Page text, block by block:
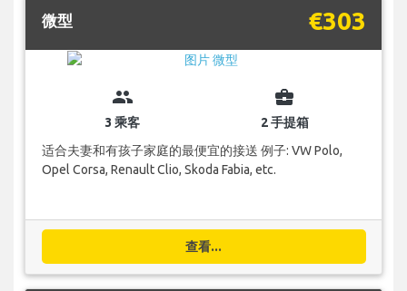
微型 €303
group
3 乘客
business_center
2 手提箱
适合夫妻和有孩子家庭的最便宜的接送 例子: VW Polo,
Opel Corsa, Renault Clio, Skoda Fabia, etc.
查看...